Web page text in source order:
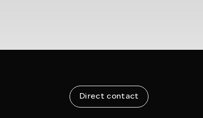
Direct contact